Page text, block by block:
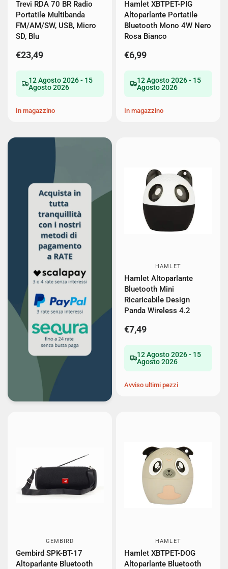
Trevi RDA 70 BR Radio
Portatile Multibanda
FM/AM/SW, USB, Micro
SD, Blu
€23,49
12 Agosto 2026 - 15
Agosto 2026
In magazzino
Hamlet XBTPET-PIG
Altoparlante Portatile
Bluetooth Mono 4W Nero
Rosa Bianco
€6,99
12 Agosto 2026 - 15
Agosto 2026
In magazzino
HAMLET
Hamlet Altoparlante
Bluetooth Mini
Ricaricabile Design
Panda Wireless 4.2
€7,49
12 Agosto 2026 - 15
Agosto 2026
Avviso ultimi pezzi
GEMBIRD
Gembird SPK-BT-17
Altoparlante Bluetooth
HAMLET
Hamlet XBTPET-DOG
Altoparlante Bluetooth